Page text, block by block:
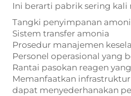
Ini berarti pabrik sering kali
Tangki penyimpanan
Sistem transfer amonia
Prosedur manajemen
Personel operasional yang
Rantai pasokan reagen
Memanfaatkan
dapat menyederhanakan